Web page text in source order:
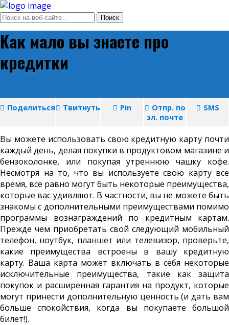
Как мало вы знаете про
кредитки
Поделиться Твитнуть Pin
Отпр. по
эл. почте
SMS
Вы можете использовать свою кредитную карту почти
каждый день, делая покупки в продуктовом магазине и
бензоколонке, или покупая утреннюю чашку кофе.
Несмотря на то, что вы используете свою карту все
время, все равно могут быть некоторые преимущества,
которые вас удивляют. В частности, вы не можете быть
знакомы с дополнительными преимуществами помимо
программы вознаграждений по кредитным картам.
Прежде чем приобретать свой следующий мобильный
телефон, ноутбук, планшет или телевизор, проверьте,
какие преимущества встроены в вашу кредитную
карту. Ваша карта может включать в себя некоторые
исключительные преимущества, такие как защита
покупок и расширенная гарантия на продукт, которые
могут принести дополнительную ценность (и дать вам
больше спокойствия, когда вы покупаете большой
билет!).